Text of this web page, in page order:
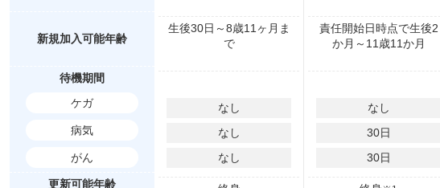
新規加入可能年齢
待機期間
ケガ
病気
がん
更新可能年齢
生後30日～8歳11ヶ月ま
で
なし
なし
なし
責任開始日時点で生後2
か月～11歳11か月
なし
30日
30日